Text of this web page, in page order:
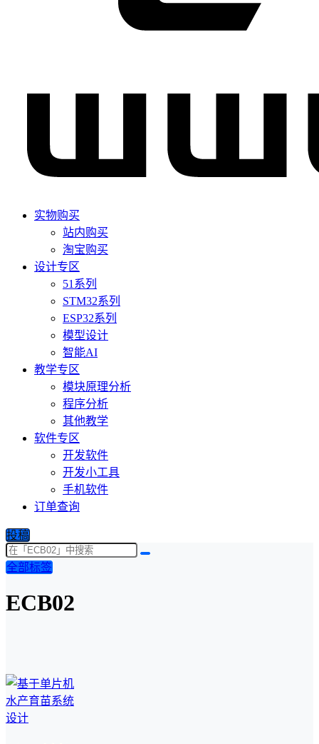
实物购买
站内购买
淘宝购买
设计专区
51系列
STM32系列
ESP32系列
模型设计
智能AI
教学专区
模块原理分析
程序分析
其他教学
软件专区
开发软件
开发小工具
手机软件
订单查询
投稿
全部标签
ECB02